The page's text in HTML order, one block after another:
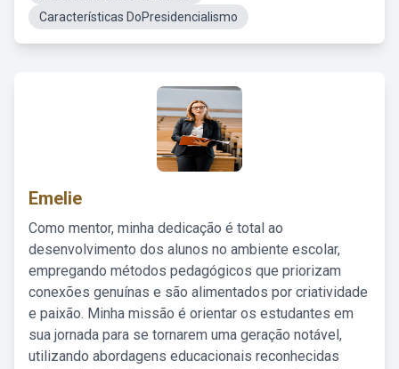
Características DoPresidencialismo
Emelie
Como mentor, minha dedicação é total ao
desenvolvimento dos alunos no ambiente escolar,
empregando métodos pedagógicos que priorizam
conexões genuínas e são alimentados por criatividade
e paixão. Minha missão é orientar os estudantes em
sua jornada para se tornarem uma geração notável,
utilizando abordagens educacionais reconhecidas